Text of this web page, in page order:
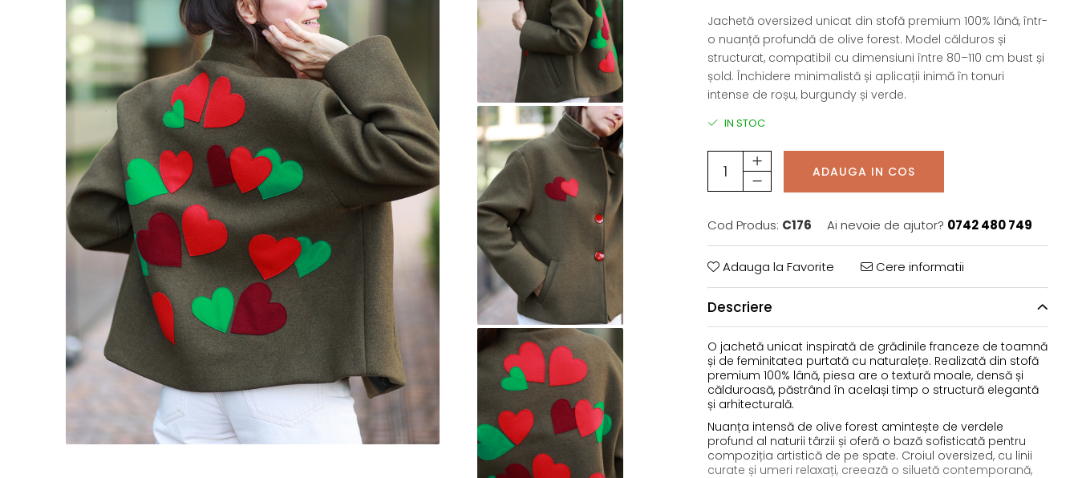
Jachetă oversized unicat din stofă premium 100% lână, într-
o nuanță profundă de olive forest. Model călduros și
structurat, compatibil cu dimensiuni între 80–110 cm bust și
șold. Închidere minimalistă și aplicații inimă în tonuri
intense de roșu, burgundy și verde.
IN STOC
ADAUGA IN COS
Cod Produs: C176 Ai nevoie de ajutor? 0742 480 749
Adauga la Favorite Cere informatii
Descriere
O jachetă unicat inspirată de grădinile franceze de toamnă
și de feminitatea purtată cu naturalețe. Realizată din stofă
premium 100% lână, piesa are o textură moale, densă și
călduroasă, păstrând în același timp o structură elegantă
și arhitecturală.
Nuanța intensă de olive forest amintește de verdele
profund al naturii târzii și oferă o bază sofisticată pentru
compoziția artistică de pe spate. Croiul oversized, cu linii
curate și umeri relaxați, creează o siluetă contemporană,